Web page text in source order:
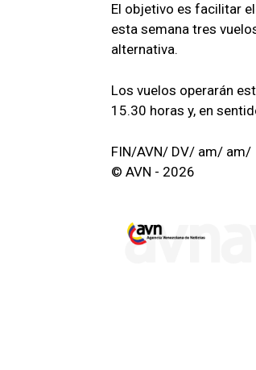
El objetivo es facilitar
esta semana tres
alternativa.
Los vuelos operarán
15.30 horas y, en
FIN/AVN/ DV/ am/ am/
© AVN - 2026